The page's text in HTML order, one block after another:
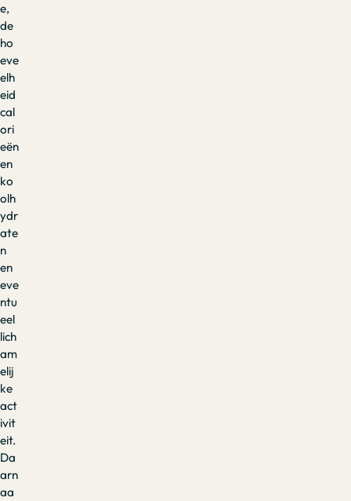
e,
de
ho
eve
elh
eid
cal
ori
eën
en
ko
olh
ydr
ate
n
en
eve
ntu
eel
lich
am
elij
ke
act
ivit
eit.
Da
arn
aa